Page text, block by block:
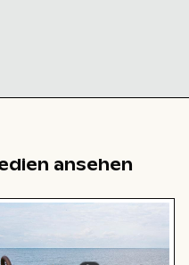
ansehen
mit rosa Farbtönen
Wellenbrecher